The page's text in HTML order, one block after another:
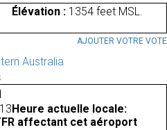
Élévation : 1354 feet MSL.
AJOUTER VOTRE VOTE
Australia
Heure actuelle locale:
affectant cet aéroport